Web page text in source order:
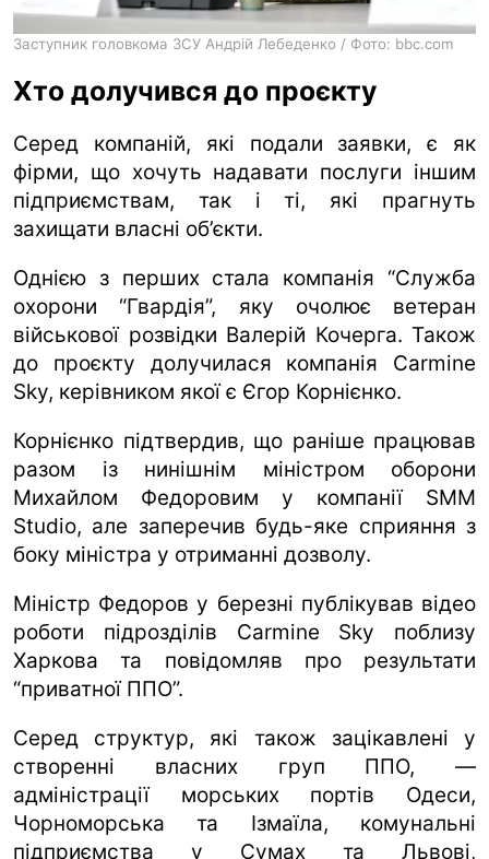
Заступник головкома ЗСУ Андрій Лебеденко / Фото: bbc.com
Хто долучився до проєкту
Серед компаній, які подали заявки, є як
фірми, що хочуть надавати послуги іншим
підприємствам, так і ті, які прагнуть
захищати власні об’єкти.
Однією з перших стала компанія “Служба
охорони “Гвардія”, яку очолює ветеран
військової розвідки Валерій Кочерга. Також
до проєкту долучилася компанія Carmine
Sky, керівником якої є Єгор Корнієнко.
Корнієнко підтвердив, що раніше працював
разом із нинішнім міністром оборони
Михайлом Федоровим у компанії SMM
Studio, але заперечив будь-яке сприяння з
боку міністра у отриманні дозволу.
Міністр Федоров у березні публікував відео
роботи підрозділів Carmine Sky поблизу
Харкова та повідомляв про результати
“приватної ППО”.
Серед структур, які також зацікавлені у
створенні власних груп ППО, —
адміністрації морських портів Одеси,
Чорноморська та Ізмаїла, комунальні
підприємства у Сумах та Львові,